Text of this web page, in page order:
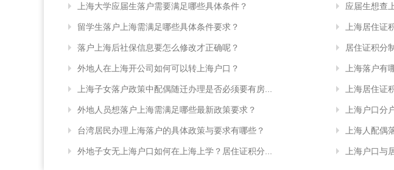
上海大学应届生落户需要满足哪些具体条件？
留学生落户上海需满足哪些具体条件要求？
落户上海后社保信息要怎么修改才正确呢？
外地人在上海开公司如何可以转上海户口？
上海子女落户政策中配偶随迁办理是否必须要有房...
外地人员想落户上海需满足哪些最新政策要求？
台湾居民办理上海落户的具体政策与要求有哪些？
外地子女无上海户口如何在上海上学？居住证积分...
应届生想查
上海居住证
居住证积分
上海落户有
上海居住证
上海户口分
上海人配偶
上海户口与